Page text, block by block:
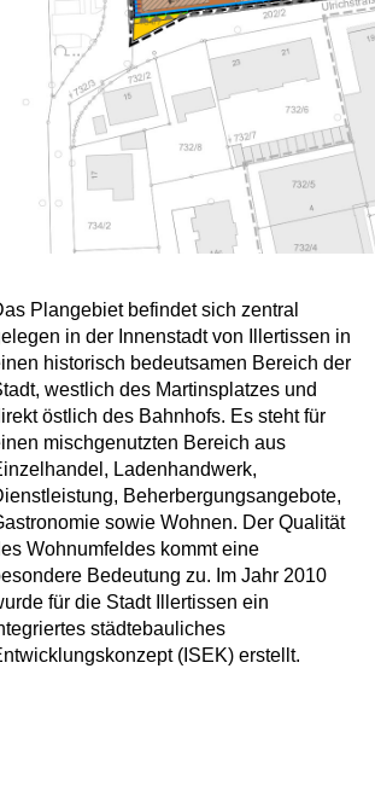
Plangebiet befindet sich zentral
in der Innenstadt von Illertissen in
historisch bedeutsamen Bereich der
westlich des Martinsplatzes und
östlich des Bahnhofs. Es steht für
mischgenutzten Bereich aus
Ladenhandwerk,
Beherbergungsangebote,
sowie Wohnen. Der Qualität
Wohnumfeldes kommt eine
Bedeutung zu. Im Jahr 2010
für die Stadt Illertissen ein
städtebauliches
(ISEK) erstellt.